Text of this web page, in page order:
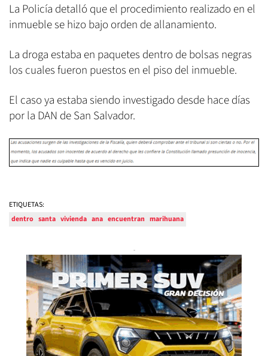
La Policía detalló que el procedimiento realizado en el
inmueble se hizo bajo orden de allanamiento.
La droga estaba en paquetes dentro de bolsas negras
los cuales fueron puestos en el piso del inmueble.
El caso ya estaba siendo investigado desde hace días
por la DAN de San Salvador.
ETIQUETAS:
dentro santa vivienda ana encuentran marihuana